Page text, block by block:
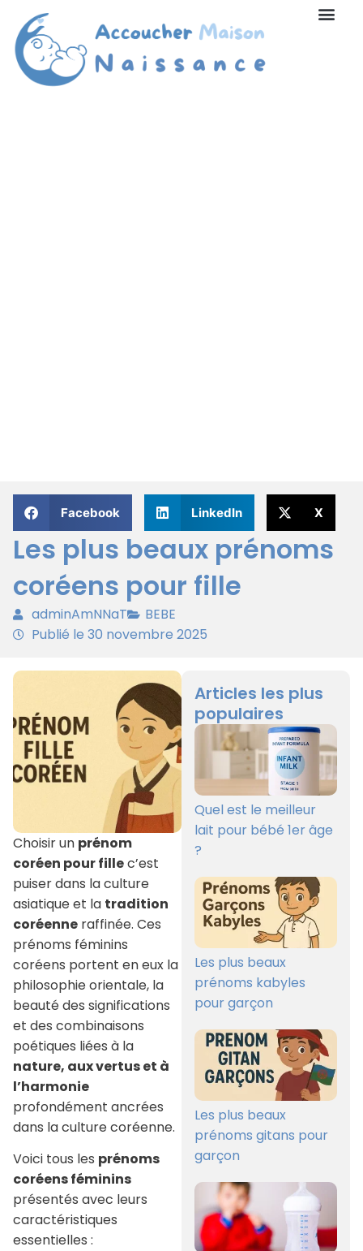
Facebook LinkedIn X
Les plus beaux prénoms
coréens pour fille
adminAmNNaT
BEBE
Publié le 30 novembre 2025
Choisir un prénom
coréen pour fillec’est
puiser dans la culture
asiatique et la tradition
coréenne raffinée. Ces
prénoms féminins
coréens portent en eux la
philosophie orientale, la
beauté des significations
et des combinaisons
poétiques liées à la
nature, aux vertus et à
l’harmonie
profondément ancrées
dans la culture coréenne.
Voici tous les prénoms
coréens féminins
présentés avec leurs
caractéristiques
essentielles :
Articles les plus
populaires
Quel est le meilleur
lait pour bébé 1er âge
?
Les plus beaux
prénoms kabyles
pour garçon
Les plus beaux
prénoms gitans pour
garçon